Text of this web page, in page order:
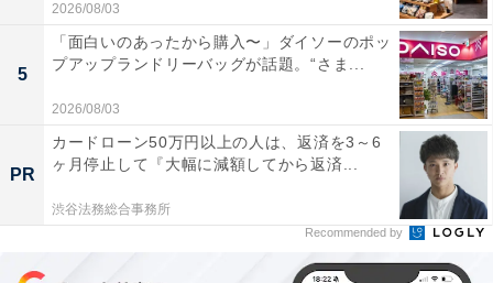
ロジクール「M575SP」
【Amazon.co.jp限定】 ロジクール 静音 ワイヤレス トラ
ックボール マウス 無線 M575SPd 国内正規品
2026/08/03
5
「面白いのあったから購入〜」ダイソーのポッ
プアップランドリーバッグが話題。“さま...
2026/08/03
PR
カードローン50万円以上の人は、返済を3～6
ヶ月停止して『大幅に減額してから返済...
渋谷法務総合事務所
Recommended by